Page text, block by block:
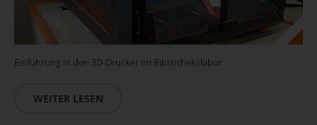
Einführung in den 3D-Drucker im Bibliothekslabor
WEITER LESEN